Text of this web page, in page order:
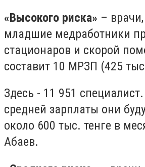
«Высокого риска» –
младшие медработники
стационаров и скорой
составит 10 МРЗП (425
Здесь - 11 951
средней зарплаты они
около 600 тыс. тенге в
Абаев.